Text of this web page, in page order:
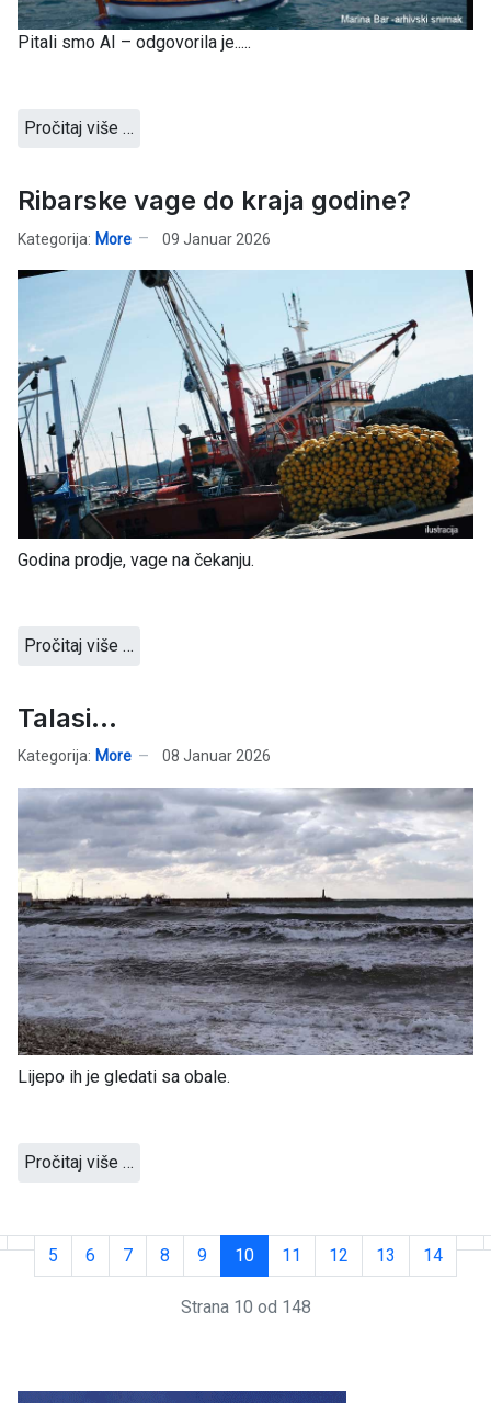
Pitali smo AI – odgovorila je.....
Pročitaj više …
Ribarske vage do kraja godine?
Kategorija: More 09 Januar 2026
Godina prodje, vage na čekanju.
Pročitaj više …
Talasi...
Kategorija: More 08 Januar 2026
Lijepo ih je gledati sa obale.
Pročitaj više …
5 6 7 8 9 10 11 12 13 14
Strana 10 od 148